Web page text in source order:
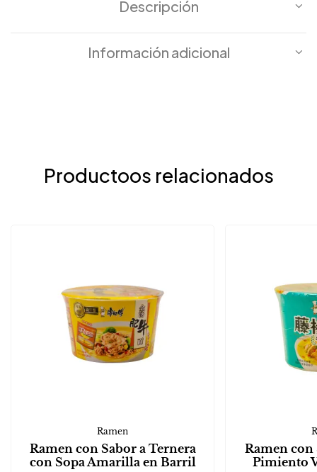
Descripción
Información adicional
Productoos relacionados
Ramen
Ramen con Sabor a Ternera
con Sopa Amarilla en Barril
Ramen con
Pimiento